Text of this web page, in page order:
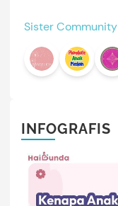
Sister Community
INFOGRAFIS